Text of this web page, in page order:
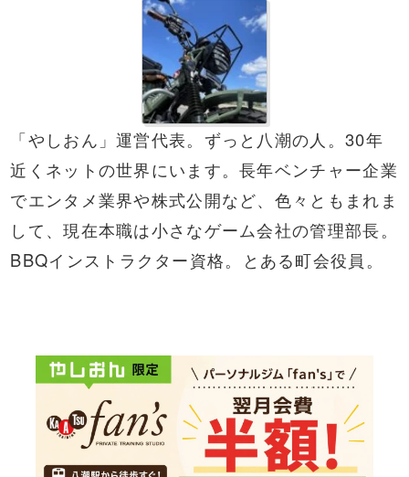
「やしおん」運営代表。ずっと八潮の人。30年
近くネットの世界にいます。長年ベンチャー企業
でエンタメ業界や株式公開など、色々ともまれま
して、現在本職は小さなゲーム会社の管理部長。
BBQインストラクター資格。とある町会役員。